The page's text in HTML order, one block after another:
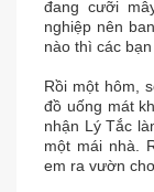
đang cưỡi
nghiệp nên
nào thì các
Rồi một hôm,
đồ uống mát
nhận Lý Tắc
một mái nhà.
em ra vườn